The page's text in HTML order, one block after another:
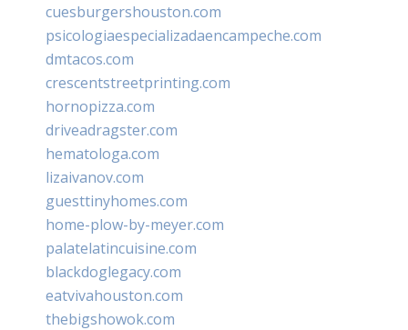
cuesburgershouston.com
psicologiaespecializadaencampeche.com
dmtacos.com
crescentstreetprinting.com
hornopizza.com
driveadragster.com
hematologa.com
lizaivanov.com
guesttinyhomes.com
home-plow-by-meyer.com
palatelatincuisine.com
blackdoglegacy.com
eatvivahouston.com
thebigshowok.com